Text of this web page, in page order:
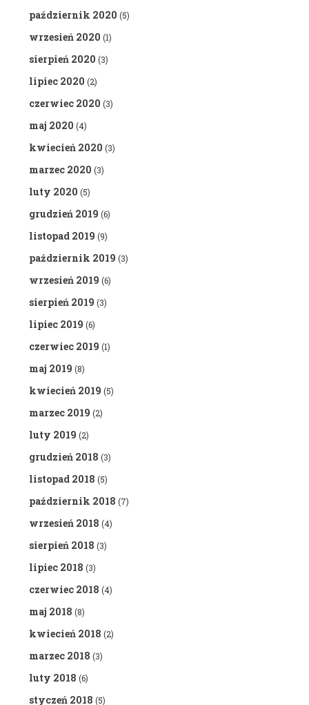
październik 2020 (5)
wrzesień 2020 (1)
sierpień 2020 (3)
lipiec 2020 (2)
czerwiec 2020 (3)
maj 2020 (4)
kwiecień 2020 (3)
marzec 2020 (3)
luty 2020 (5)
grudzień 2019 (6)
listopad 2019 (9)
październik 2019 (3)
wrzesień 2019 (6)
sierpień 2019 (3)
lipiec 2019 (6)
czerwiec 2019 (1)
maj 2019 (8)
kwiecień 2019 (5)
marzec 2019 (2)
luty 2019 (2)
grudzień 2018 (3)
listopad 2018 (5)
październik 2018 (7)
wrzesień 2018 (4)
sierpień 2018 (3)
lipiec 2018 (3)
czerwiec 2018 (4)
maj 2018 (8)
kwiecień 2018 (2)
marzec 2018 (3)
luty 2018 (6)
styczeń 2018 (5)